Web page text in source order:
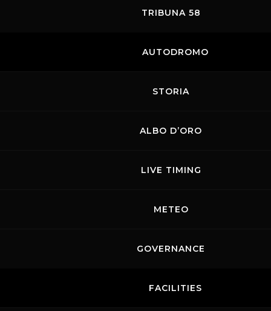
TRIBUNA 58
AUTODROMO
STORIA
ALBO D’ORO
LIVE TIMING
METEO
GOVERNANCE
FACILITIES